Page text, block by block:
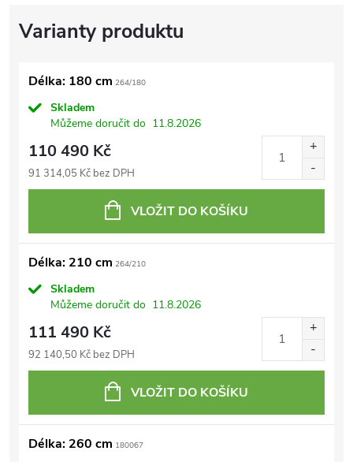
Délka: 180 cm 264/180
Skladem
Můžeme doručit do 11.8.2026
110 490 Kč
91 314,05 Kč bez DPH
VLOŽIT DO KOŠÍKU
Délka: 210 cm 264/210
Skladem
Můžeme doručit do 11.8.2026
111 490 Kč
92 140,50 Kč bez DPH
VLOŽIT DO KOŠÍKU
Délka: 260 cm 180067